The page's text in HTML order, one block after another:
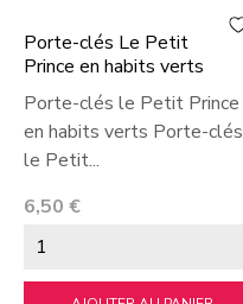
Porte-clés Le Petit
Prince en habits verts
Porte-clés le Petit Prince
en habits verts Porte-clés
le Petit...
Prix
6,50 €